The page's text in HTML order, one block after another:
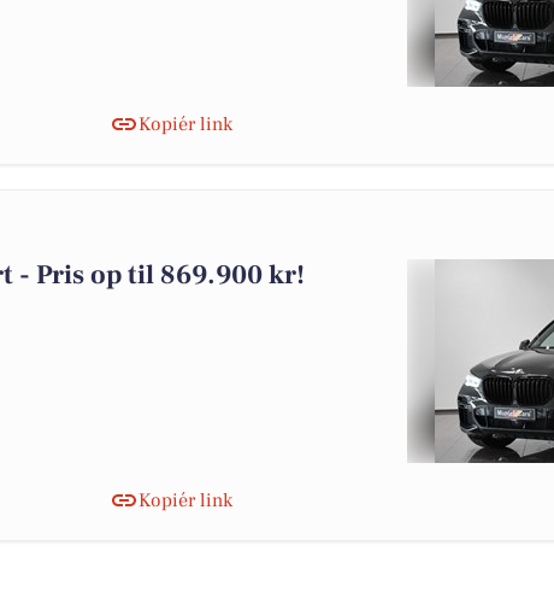
Kopiér link
- Pris op til 869.900 kr!
Kopiér link